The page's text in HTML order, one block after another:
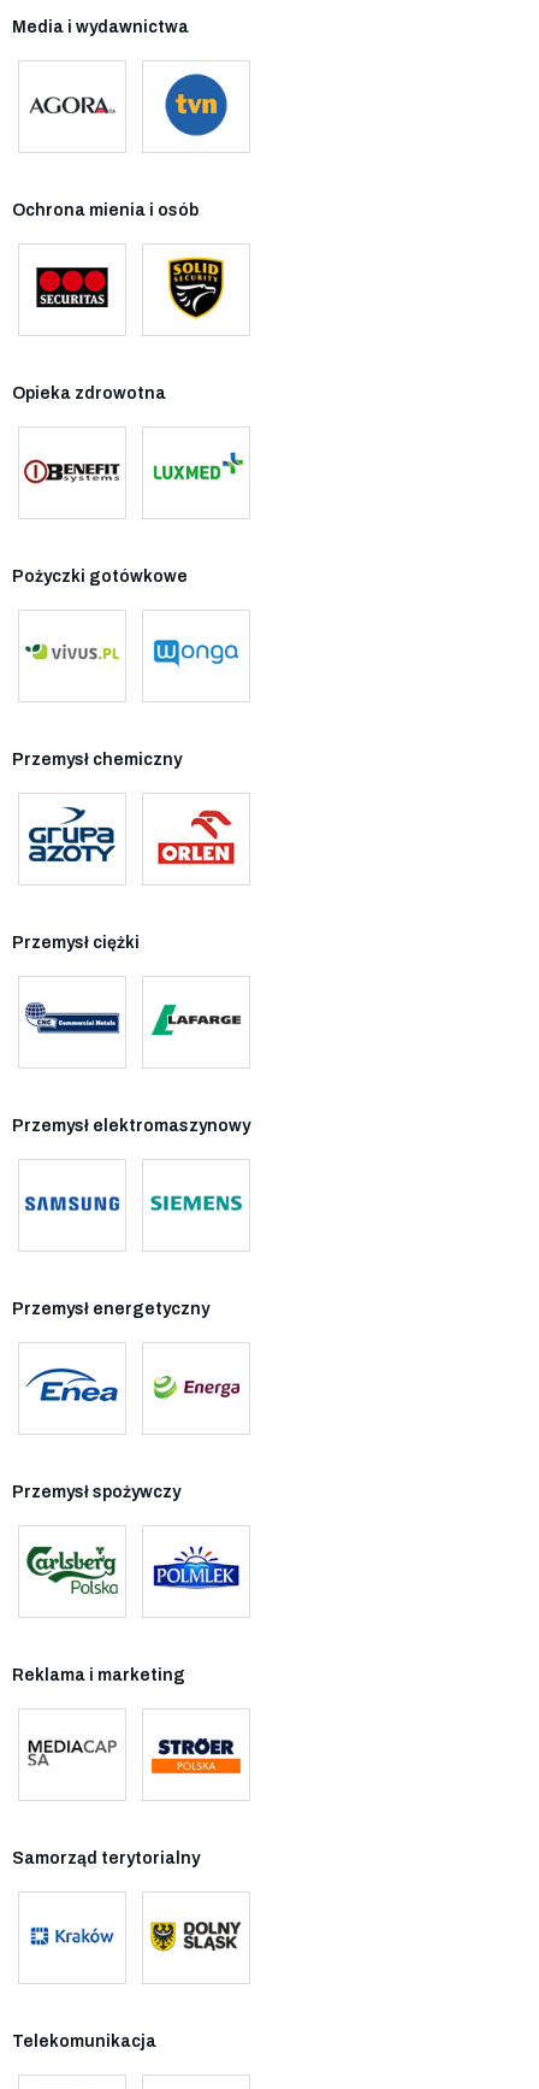
Media i wydawnictwa
Ochrona mienia i osób
Opieka zdrowotna
Pożyczki gotówkowe
Przemysł chemiczny
Przemysł ciężki
Przemysł elektromaszynowy
Przemysł energetyczny
Przemysł spożywczy
Reklama i marketing
Samorząd terytorialny
Telekomunikacja